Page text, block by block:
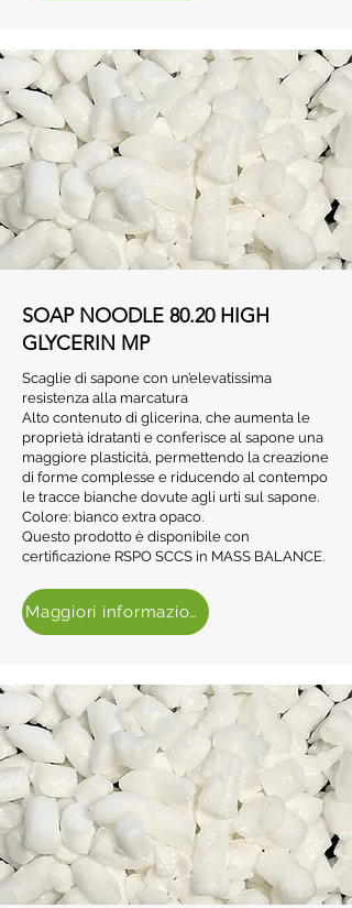
SOAP NOODLE 80.20 HIGH
GLYCERIN MP
Scaglie di sapone con un’elevatissima
resistenza alla marcatura
Alto contenuto di glicerina, che aumenta le
proprietà idratanti e conferisce al sapone una
maggiore plasticità, permettendo la creazione
di forme complesse e riducendo al contempo
le tracce bianche dovute agli urti sul sapone.
Colore: bianco extra opaco.
Questo prodotto è disponibile con
certificazione RSPO SCCS in MASS BALANCE.
Maggiori informazioni